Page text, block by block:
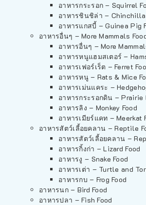
อาหารกระรอก – Squirrel
อาหารชินชิล่า – Chinchilla
อาหารแกสบี้ – Guinea Pig
อาหารอื่นๆ – More Mammals
อาหารอื่นๆ – More
อาหารหนูแฮมสเตอร์ –
อาหารเฟอร์เร็ต – Ferret
อาหารหนู – Rats & Mice
อาหารเม่นแคระ –
อาหารกระรอกดิน – Prairie
อาหารลิง – Monkey Food
อาหารเมียร์แคท – Meerkat
อาหารสัตว์เลี้อยคลาน – Reptile
อาหารสัตว์เลี้อยคลาน –
อาหารกิ้งก่า – Lizard Food
อาหารงู – Snake Food
อาหารเต่า – Turtle and
อาหารกบ – Frog Food
อาหารนก – Bird Food
อาหารปลา – Fish Food